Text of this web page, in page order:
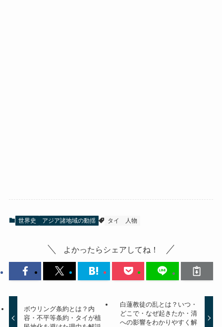
世界史 アジア諸地域の動揺 タイ 人物
よかったらシェアしてね！
ボウリング条約とは？内
容・不平等条約・タイが植
白蓮教徒の乱とは？いつ・
どこで・なぜ起きたか・清
への影響をわかりやすく解